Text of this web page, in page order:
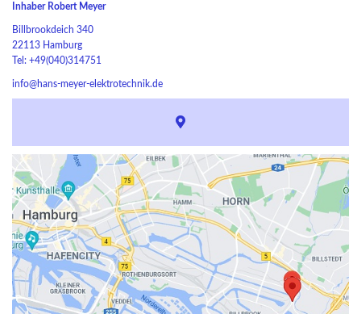
Inhaber Robert Meyer
Billbrookdeich 340
22113 Hamburg
Tel: +49(040)314751
info@hans-meyer-elektrotechnik.de